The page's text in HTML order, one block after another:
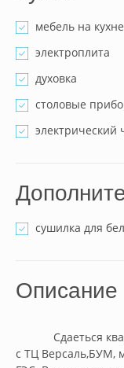
мебель на кухне
электроплита
духовка
столовые
электрический
сушилка для
Описание
с ТЦ Версаль,БУМ,